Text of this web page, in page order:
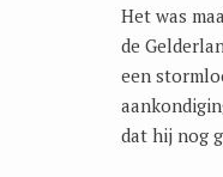
Het was
de
een
dat hij nog